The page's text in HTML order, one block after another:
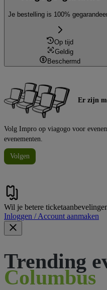
Je bestelling is 100%
Op tijd
Geldig
Beschermd
Er zijn
Volg Impro op viagogo voor
evenementen.
Volgen
Wil je betere
Inloggen / Account aanmaken
Trending
Columbus